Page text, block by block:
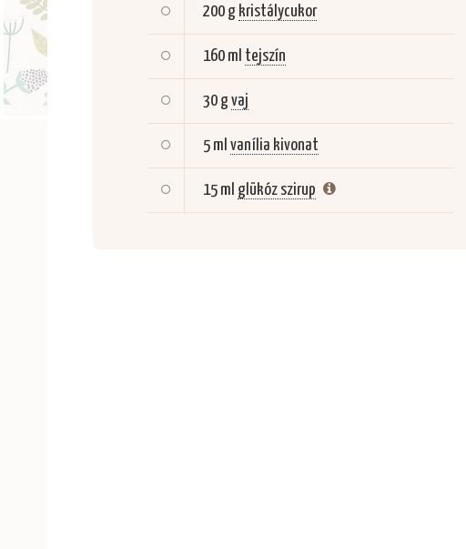
200 g kristálycukor
160 ml tejszín
30 gvaj
5 ml vanília kivonat
15 ml glükóz szirup